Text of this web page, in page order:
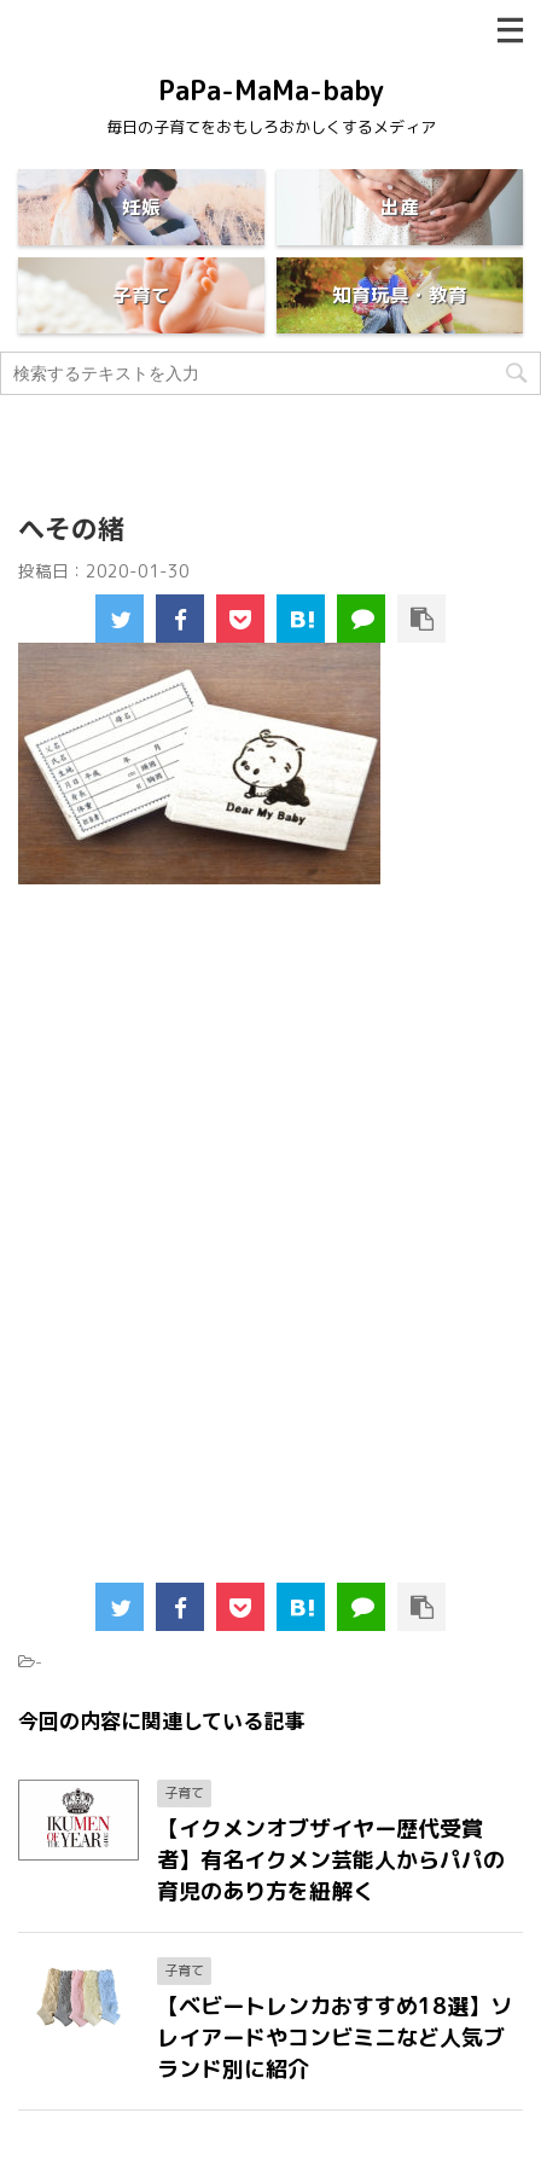
PaPa-MaMa-baby
毎日の子育てをおもしろおかしくするメディア
妊娠 出産
子育て 知育玩具・教育
へその緒
投稿日： 2020-01-30
-
今回の内容に関連している記事
子育て
【イクメンオブザイヤー歴代受賞
者】有名イクメン芸能人からパパの
育児のあり方を紐解く
子育て
【ベビートレンカおすすめ18選】ソ
レイアードやコンビミニなど人気ブ
ランド別に紹介